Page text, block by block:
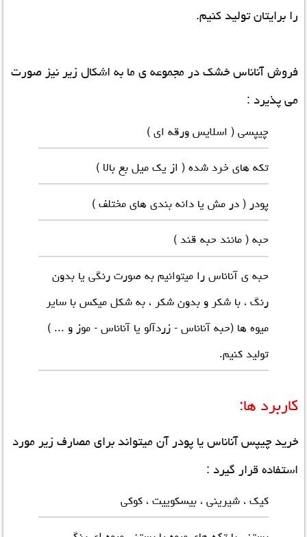
را برایتان تولید کنیم.
فروش آناناس خشکدر مجموعه ی ما به اشکال زیر نیز صورت
می پذیرد :
چیپسی ( اسلایس ورقه ای )
تکه های خرد شده ( از یک میل بع بالا )
پودر ( در مش یا دانه بندی های مختلف )
حبه ( مانند حبه قند )
حبه ی آناناس را میتوانیم به صورت رنگی یا بدون
رنگ ، با شکر و بدون شکر ، به شکل میکس با سایر
میوه ها (حبه آناناس - زردآلو یا آناناس - موز و ... )
تولید کنیم.
کاربرد ها:
خرید چیپس آناناسیا پودر آن میتواند برای مصارف زیر مورد
استفاده قرار گیرد :
کیک ، شیرینی ، بیسکوییت ، کوکی